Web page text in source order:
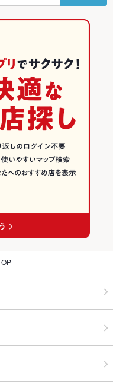
れます。
ませんが、ボリューム満点の
のご配慮をお願い致します。
。30名様～40名様でご利用い